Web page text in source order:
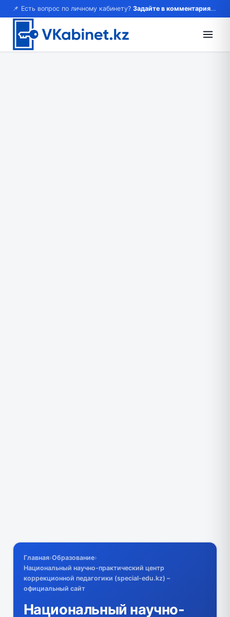
📌 Есть вопрос по личному кабинету? Задайте в комментариях — ответим!
Главная›Образование›
Национальный научно-практический центр
коррекционной педагогики (special-edu.kz) –
официальный сайт
Национальный научно-